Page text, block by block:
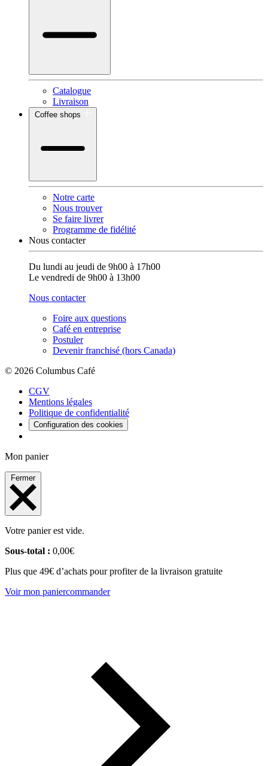
Catalogue
Livraison
Coffee shops
Notre carte
Nous trouver
Se faire livrer
Programme de fidélité
Nous contacter
Du lundi au jeudi de 9h00 à 17h00
Le vendredi de 9h00 à 13h00
Nous contacter
Foire aux questions
Café en entreprise
Postuler
Devenir franchisé (hors Canada)
© 2026 Columbus Café
CGV
Mentions légales
Politique de confidentialité
Configuration des cookies
Mon panier
Fermer
Votre panier est vide.
Sous-total : 0,00€
Plus que 49€ d’achats pour profiter de la livraison gratuite
Voir mon paniercommander